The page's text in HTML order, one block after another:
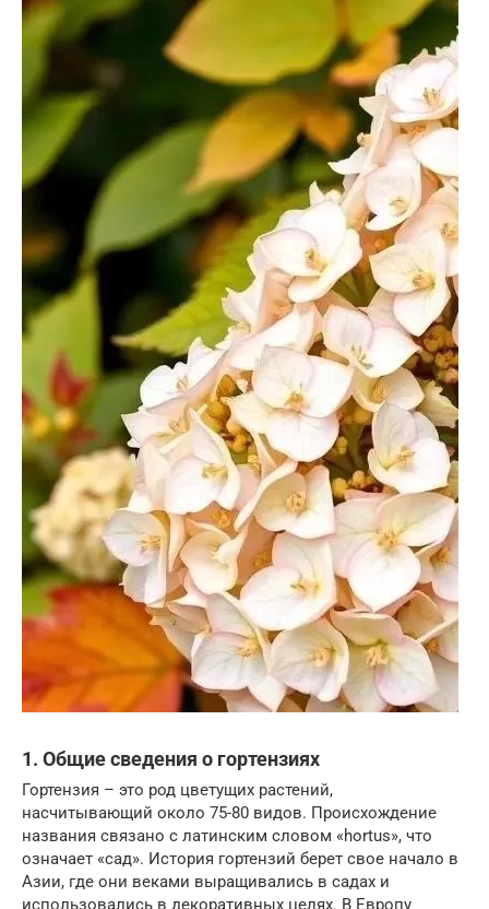
1. Общие сведения о гортензиях
Гортензия – это род цветущих растений,
насчитывающий около 75-80 видов. Происхождение
названия связано с латинским словом «hortus», что
означает «сад». История гортензий берет свое начало в
Азии, где они веками выращивались в садах и
использовались в декоративных целях. В Европу